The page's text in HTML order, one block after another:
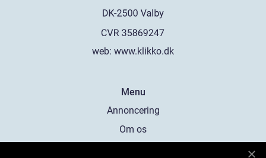
web: www.klikko.dk
Menu
Annoncering
Om os